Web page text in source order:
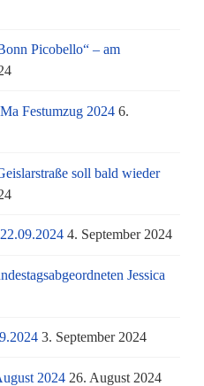
Picobello“ – am
Festumzug 2024 6.
soll bald wieder
4. September 2024
Jessica
3. September 2024
2024 26. August 2024